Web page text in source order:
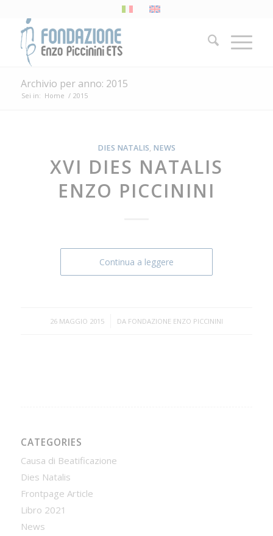
Archivio per anno: 2015
Sei in: Home / 2015
DIES NATALIS, NEWS
XVI DIES NATALIS
ENZO PICCININI
Continua a leggere
26 MAGGIO 2015
/ DA FONDAZIONE ENZO PICCININI
CATEGORIES
Causa di Beatificazione
Dies Natalis
Frontpage Article
Libro 2021
News